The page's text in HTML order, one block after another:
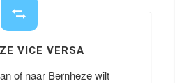
VICE VERSA
of naar Bernheze wilt